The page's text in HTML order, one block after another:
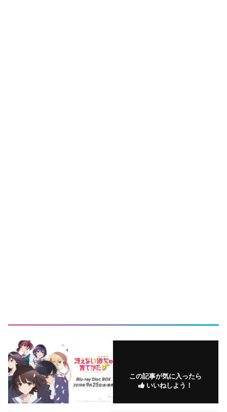
この記事が気に入ったら
いいねしよう！